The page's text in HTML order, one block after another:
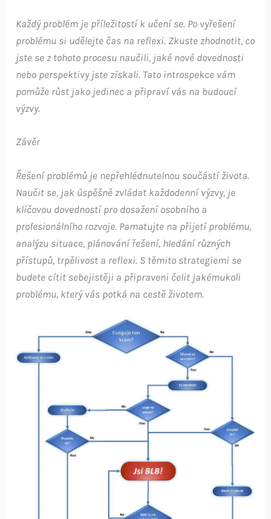
Každý problém je příležitostí k učení se. Po vyřešení
problému si udělejte čas na reflexi. Zkuste zhodnotit, co
jste se z tohoto procesu naučili, jaké nové dovednosti
nebo perspektivy jste získali. Tato introspekce vám
pomůže růst jako jedinec a připraví vás na budoucí
výzvy.
Závěr
Řešení problémů je nepřehlédnutelnou součástí života.
Naučit se, jak úspěšně zvládat každodenní výzvy, je
klíčovou dovedností pro dosažení osobního a
profesionálního rozvoje. Pamatujte na přijetí problému,
analýzu situace, plánování řešení, hledání různých
přístupů, trpělivost a reflexi. S těmito strategiemi se
budete cítit sebejistěji a připraveni čelit jakémukoli
problému, který vás potká na cestě životem.